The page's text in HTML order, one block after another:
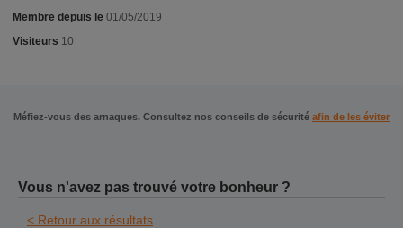
Membre depuis le 01/05/2019
Visiteurs 10
Méfiez-vous des arnaques. Consultez nos conseils de sécurité afin de les éviter
Vous n'avez pas trouvé votre bonheur ?
< Retour aux résultats